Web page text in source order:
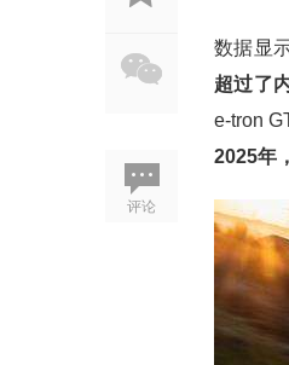
评论
数据显
超过了
e-tron
2025年